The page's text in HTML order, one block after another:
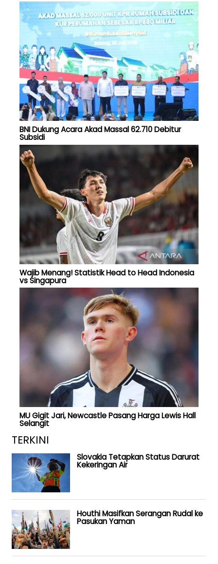
BNI Dukung Acara Akad Massal 62.710 Debitur
Subsidi
Wajib Menang! Statistik Head to Head Indonesia
vs Singapura
MU Gigit Jari, Newcastle Pasang Harga Lewis Hall
Selangit
TERKINI
Slovakia Tetapkan Status Darurat
Kekeringan Air
Houthi Masifkan Serangan Rudal ke
Pasukan Yaman